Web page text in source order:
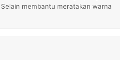
membantu meratakan warna